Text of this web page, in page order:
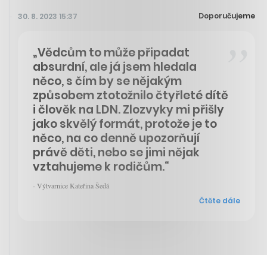
30. 8. 2023 15:37 Doporučujeme
„Vědcům to může připadat
absurdní, ale já jsem hledala
něco, s čím by se nějakým
způsobem ztotožnilo čtyřleté dítě
i člověk na LDN. Zlozvyky mi přišly
jako skvělý formát, protože je to
něco, na co denně upozorňují
právě děti, nebo se jimi nějak
vztahujeme k rodičům.“
- Výtvarnice Kateřina Šedá
Čtěte dále